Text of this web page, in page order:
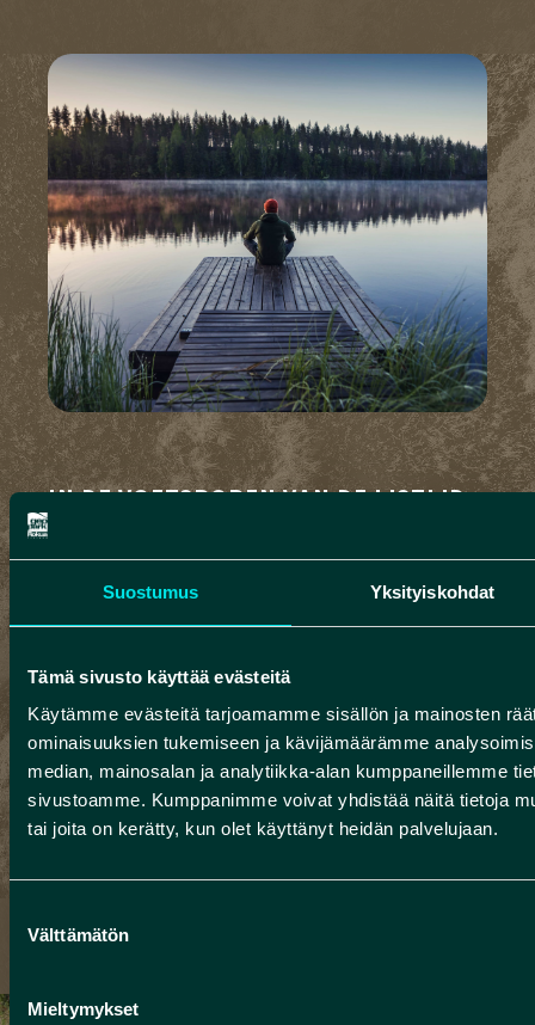
Suostumus Yksityiskohdat
Tämä sivusto käyttää evästeitä
Käytämme evästeitä tarjoamamme sisällön ja mainosten
ominaisuuksien tukemiseen ja kävijämäärämme
median, mainosalan ja analytiikka-alan kumppaneillemme
sivustoamme. Kumppanimme voivat yhdistää näitä tietoja
tai joita on kerätty, kun olet käyttänyt heidän palvelujaan.
valinta
Välttämätön
Mieltymykset
IN DE VOETSPOREN VAN DE IJSTIJD –
We hebben drie kant-en-klare routesuggesties
kunt u met de auto of de fiets afleggen. Langs de
ringroutes vindt u onze meest
verbazingwekkende natuurlijke en culturele
attracties, evenals diverse diensten!
JÄÄKAUDEN JÄLJILLÄ -RENGASREITIT